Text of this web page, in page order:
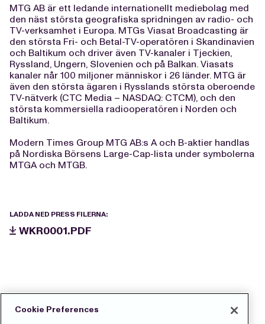
MTG AB är ett ledande internationellt mediebolag med
den näst största geografiska spridningen av radio- och
TV-verksamhet i Europa. MTGs Viasat Broadcasting är
den största Fri- och Betal-TV-operatören i Skandinavien
och Baltikum och driver även TV-kanaler i Tjeckien,
Ryssland, Ungern, Slovenien och på Balkan. Viasats
kanaler når 100 miljoner människor i 26 länder. MTG är
även den största ägaren i Rysslands största oberoende
TV-nätverk (CTC Media – NASDAQ: CTCM), och den
största kommersiella radiooperatören i Norden och
Baltikum.
Modern Times Group MTG AB:s A och B-aktier handlas
på Nordiska Börsens Large-Cap-lista under symbolerna
MTGA och MTGB.
LADDA NED PRESS FILERNA:
WKR0001.PDF
Cookie Preferences